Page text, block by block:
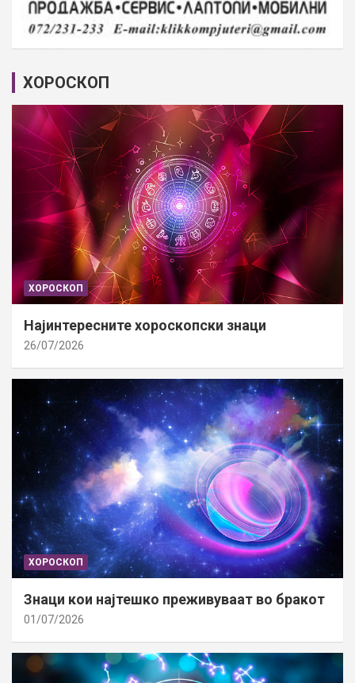
ХОРОСКОП
ХОРОСКОП
Најинтересните хороскопски знаци
26/07/2026
ХОРОСКОП
Знаци кои најтешко преживуваат во бракот
01/07/2026